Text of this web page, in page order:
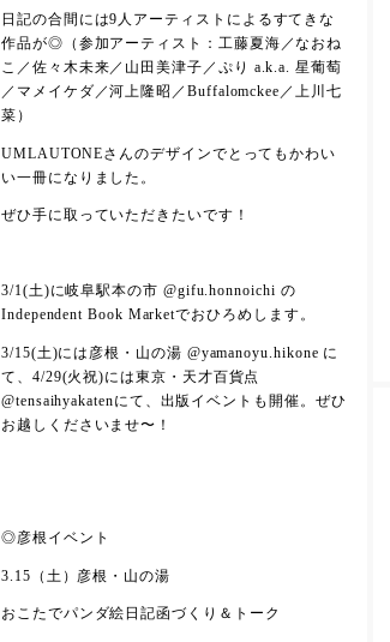
日記の合間には9人アーティストによるすてきな
作品が◎（参加アーティスト：工藤夏海／なおね
こ／佐々木未来／山田美津子／ぷり a.k.a. 星葡萄
／マメイケダ／河上隆昭／Buffalomckee／上川七
菜）
UMLAUTONEさんのデザインでとってもかわい
い一冊になりました。
ぜひ手に取っていただきたいです！
3/1(土)に岐阜駅本の市 @gifu.honnoichi の
Independent Book Marketでおひろめします。
3/15(土)には彦根・山の湯 @yamanoyu.hikone に
て、4/29(火祝)には東京・天才百貨点
@tensaihyakatenにて、出版イベントも開催。ぜひ
お越しくださいませ〜！
◎彦根イベント
3.15（土）彦根・山の湯
おこたでパンダ絵日記函づくり＆トーク